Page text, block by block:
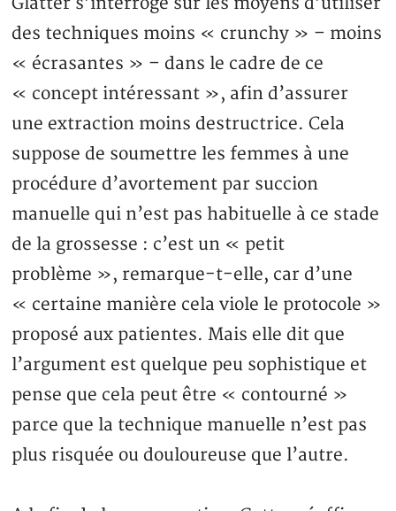
des techniques moins « crunchy » – moins
« écrasantes » – dans le cadre de ce
« concept intéressant », afin d’assurer
une extraction moins destructrice. Cela
suppose de soumettre les femmes à une
procédure d’avortement par succion
manuelle qui n’est pas habituelle à ce stade
de la grossesse : c’est un « petit
problème », remarque-t-elle, car d’une
« certaine manière cela viole le protocole »
proposé aux patientes. Mais elle dit que
l’argument est quelque peu sophistique et
pense que cela peut être « contourné »
parce que la technique manuelle n’est pas
plus risquée ou douloureuse que l’autre.